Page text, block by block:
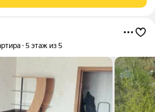
5 этаж из 5